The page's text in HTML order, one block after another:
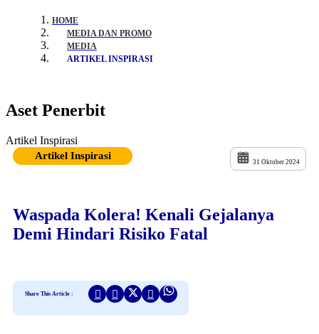
HOME
MEDIA DAN PROMO
MEDIA
ARTIKEL INSPIRASI
Aset Penerbit
Artikel Inspirasi
Artikel Inspirasi
31 Oktober 2024
Waspada Kolera! Kenali Gejalanya
Demi Hindari Risiko Fatal
Share This Article :